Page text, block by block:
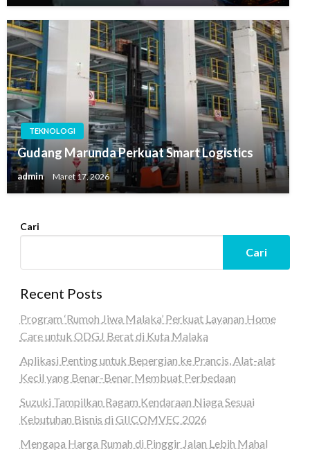
TEKNOLOGI
Gudang Marunda Perkuat Smart Logistics
admin Maret 17, 2026
Cari
Cari
Recent Posts
Program ‘Rumoh Jiwa Malaka’ Perkuat Layanan Home
Care untuk ODGJ Berat di Kuta Malaka
Aplikasi Penting untuk Bepergian ke Prancis, Alat-alat
Kecil yang Benar-Benar Membuat Perbedaan
Suzuki Tampilkan Ragam Kendaraan Niaga Sesuai
Kebutuhan Bisnis di GIICOMVEC 2026
Mengapa Harga Rumah di Pinggir Jalan Lebih Mahal